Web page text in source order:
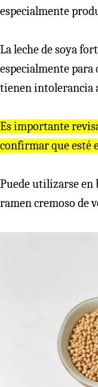
especialmente
La leche de soya
especialmente para
tienen intolerancia
Es importante
confirmar que esté
Puede utilizarse en
ramen cremoso de